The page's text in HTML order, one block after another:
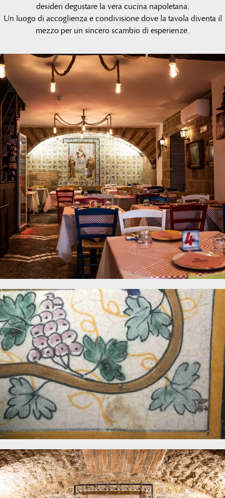
desideri degustare la vera cucina napoletana.
Un luogo di accoglienza e condivisione dove la tavola diventa il
mezzo per un sincero scambio di esperienze.